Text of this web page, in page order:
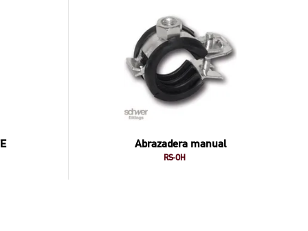
Abrazadera manual
RS-OH